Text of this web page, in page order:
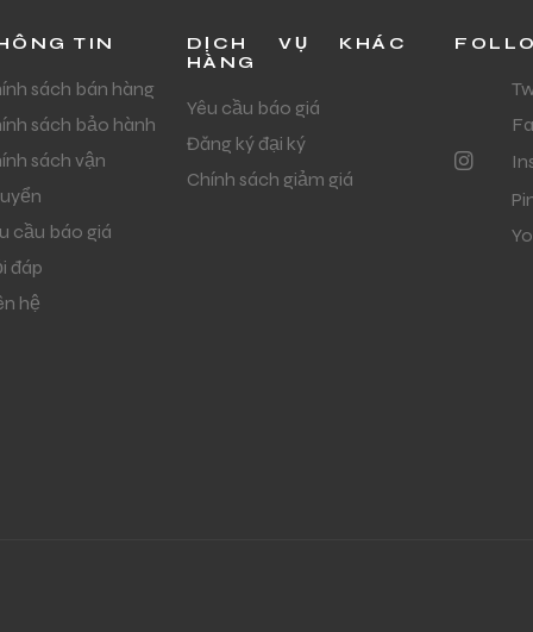
TIN
sách bán hàng
sách bảo hành
sách vận
cầu báo giá
đáp
hệ
DỊCH VỤ KHÁC
HÀNG
Yêu cầu báo giá
Đăng ký đại ký
Chính sách giảm giá